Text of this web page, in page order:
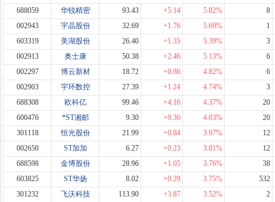
688059
华锐精密 93.43 +5.14 5.82%
8
002943
宇晶股份 32.69 +1.76 5.69%
1
603319
美湖股份 26.40 +1.35 5.39%
3
002913
奥士康 50.38 +2.46 5.13%
6
002297
博云新材 18.72 +0.86 4.82%
6
002903
宇环数控 27.39 +1.24 4.74%
3
688308
欧科亿 99.46 +4.16 4.37%
20
600476
*ST湘邮 9.30 +0.36 4.03%
20
301118
恒光股份 21.99 +0.84 3.97%
12
002650
ST加加 6.27 +0.23 3.81%
12
688598
金博股份 28.96 +1.05 3.76%
38
603825
ST华扬 8.02 +0.29 3.75%
532
301232
飞沃科技 113.90 +3.87 3.52%
2